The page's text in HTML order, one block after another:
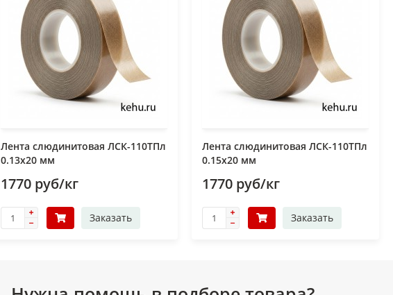
Лента слюдинитовая ЛСК-110ТПл
0.13х20 мм
1770 руб/кг
Заказать
Лента слюдинитовая ЛСК-110ТПл
0.15х20 мм
1770 руб/кг
Заказать